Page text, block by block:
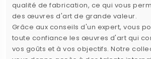
qualité de fabrication, ce qui vous
des œuvres d'art de grande valeur.
Grâce aux conseils d'un expert, vous
toute confiance les œuvres d'art qui
vos goûts et à vos objectifs. Notre